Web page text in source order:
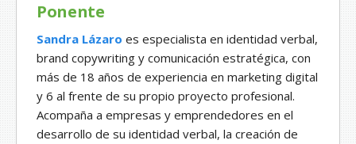
Ponente
Sandra Lázaro es especialista en identidad verbal,
brand copywriting y comunicación estratégica, con
más de 18 años de experiencia en marketing digital
y 6 al frente de su propio proyecto profesional.
Acompaña a empresas y emprendedores en el
desarrollo de su identidad verbal, la creación de